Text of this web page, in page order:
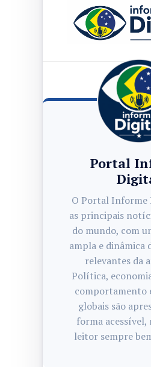
Portal
O Portal Informe
as principais
do mundo, com
ampla e dinâmica
relevantes da
Política,
comportamento
globais são
forma acessível,
leitor sempre